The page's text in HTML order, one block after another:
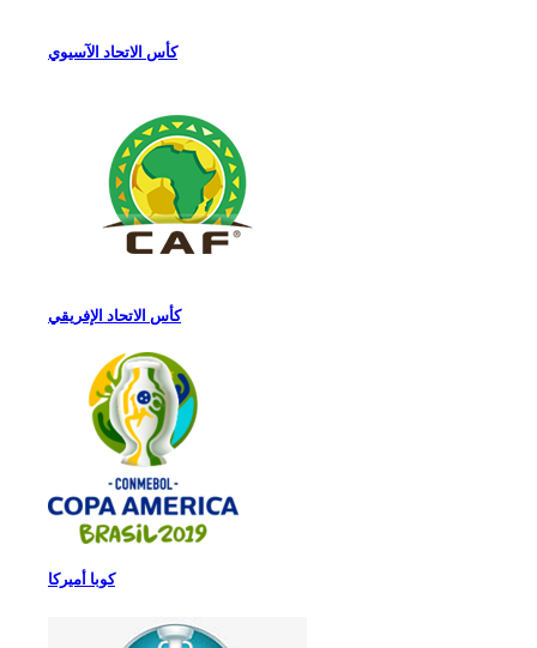
كأس الاتحاد الآسيوي
كأس الاتحاد الإفريقي
كوبا أميركا